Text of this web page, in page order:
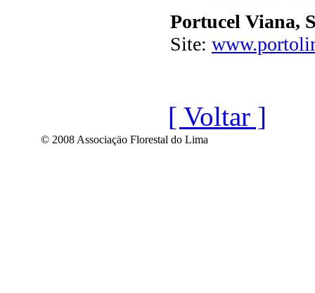
Portucel Viana,
Site:
[ Voltar ]
© 2008 Associaçäo Florestal do Lima